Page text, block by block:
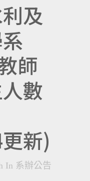
及
師
數
新)
In 系辦公告